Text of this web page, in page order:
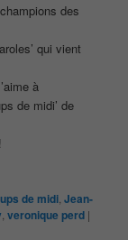
des
qui vient
à
de midi’ de
de midi ,Jean-
,veronique perd |